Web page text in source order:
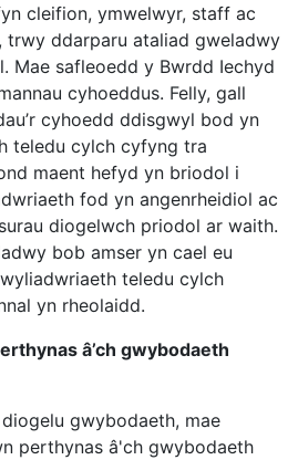
cleifion, ymwelwyr, staff ac
trwy ddarparu ataliad gweladwy
Mae safleoedd y Bwrdd Iechyd
cyhoeddus. Felly, gall
cyhoedd ddisgwyl bod yn
teledu cylch cyfyng tra
maent hefyd yn briodol i
fod yn angenrheidiol ac
diogelwch priodol ar waith.
bob amser yn cael eu
teledu cylch
yn rheolaidd.
â’ch gwybodaeth
gwybodaeth, mae
perthynas â'ch gwybodaeth